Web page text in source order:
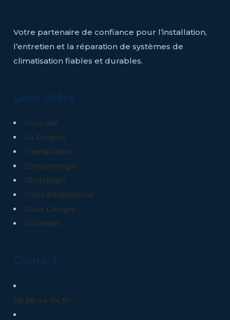
Votre partenaire de confiance pour l’installation,
l’entretien et la réparation de systèmes de
climatisation fiables et durables.
Accueil
A Propos
Installation
Dépannage
Entretien
Nos Réalisations
Avis Google
Contact
06 58 04 94 51